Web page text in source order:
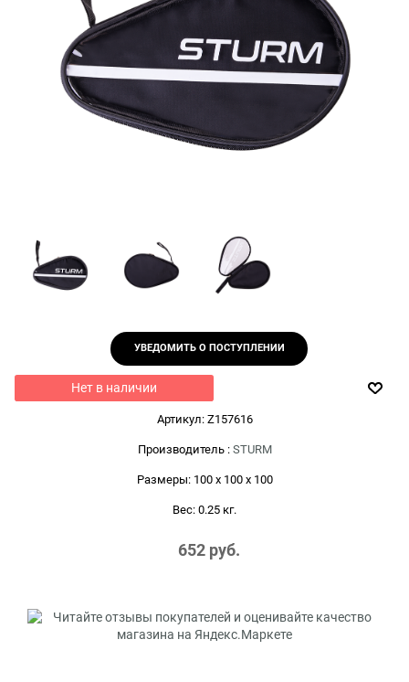
УВЕДОМИТЬ О ПОСТУПЛЕНИИ
Нет в наличии
Артикул: Z157616
Производитель : STURM
Размеры: 100 x 100 x 100
Вес: 0.25 кг.
652 руб.